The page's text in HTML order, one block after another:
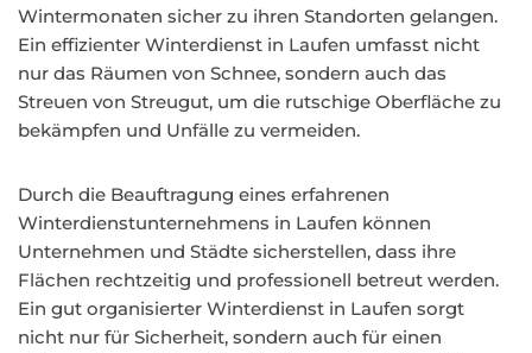
Wintermonaten sicher zu ihren Standorten gelangen.
Ein effizienter Winterdienst in Laufen umfasst nicht
nur das Räumen von Schnee, sondern auch das
Streuen von Streugut, um die rutschige Oberfläche zu
bekämpfen und Unfälle zu vermeiden.
Durch die Beauftragung eines erfahrenen
Winterdienstunternehmens in Laufen können
Unternehmen und Städte sicherstellen, dass ihre
Flächen rechtzeitig und professionell betreut werden.
Ein gut organisierter Winterdienst in Laufen sorgt
nicht nur für Sicherheit, sondern auch für einen